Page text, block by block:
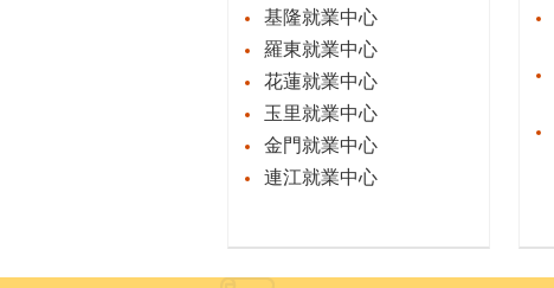
基隆就業中心
羅東就業中心
花蓮就業中心
玉里就業中心
金門就業中心
連江就業中心